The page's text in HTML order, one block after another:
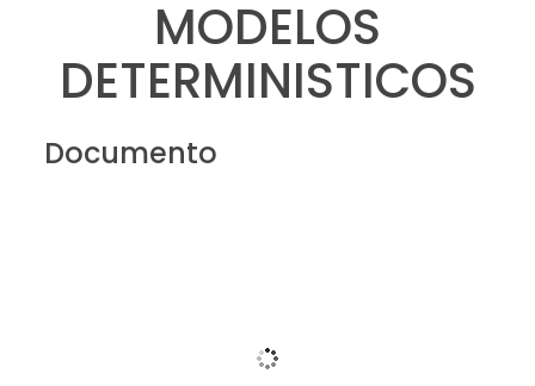
MODELOS
DETERMINISTICOS
Documento